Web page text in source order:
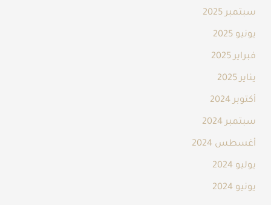
سبتمبر 2025
يونيو 2025
فبراير 2025
يناير 2025
أكتوبر 2024
سبتمبر 2024
أغسطس 2024
يوليو 2024
يونيو 2024